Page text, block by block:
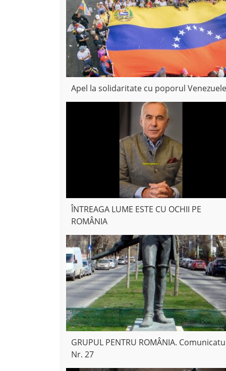
Apel la solidaritate cu poporul
ÎNTREAGA LUME ESTE CU OCHII PE
ROMÂNIA
GRUPUL PENTRU ROMÂNIA.
Nr. 27